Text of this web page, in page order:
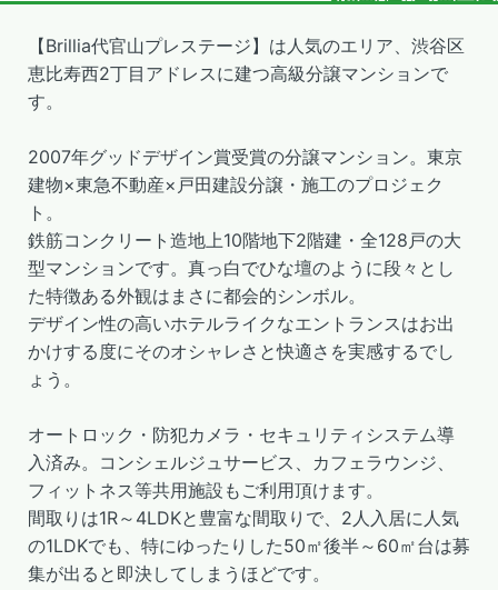
【Brillia代官山プレステージ】は人気のエリア、渋谷区
恵比寿西2丁目アドレスに建つ高級分譲マンションで
す。
2007年グッドデザイン賞受賞の分譲マンション。東京
建物×東急不動産×戸田建設分譲・施工のプロジェク
ト。
鉄筋コンクリート造地上10階地下2階建・全128戸の大
型マンションです。真っ白でひな壇のように段々とし
た特徴ある外観はまさに都会的シンボル。
デザイン性の高いホテルライクなエントランスはお出
かけする度にそのオシャレさと快適さを実感するでし
ょう。
オートロック・防犯カメラ・セキュリティシステム導
入済み。コンシェルジュサービス、カフェラウンジ、
フィットネス等共用施設もご利用頂けます。
間取りは1R～4LDKと豊富な間取りで、2人入居に人気
の1LDKでも、特にゆったりした50㎡後半～60㎡台は募
集が出ると即決してしまうほどです。